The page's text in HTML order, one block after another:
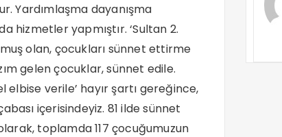
Yardımlaşma dayanışma
hizmetler yapmıştır. ‘Sultan 2.
olan, çocukları sünnet ettirme
gelen çocuklar, sünnet edile.
verile’ hayır şartı gereğince,
içerisindeyiz. 81 ilde sünnet
toplamda 117 çocuğumuzun